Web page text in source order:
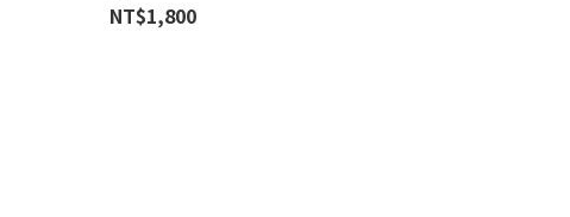
NT$1,800